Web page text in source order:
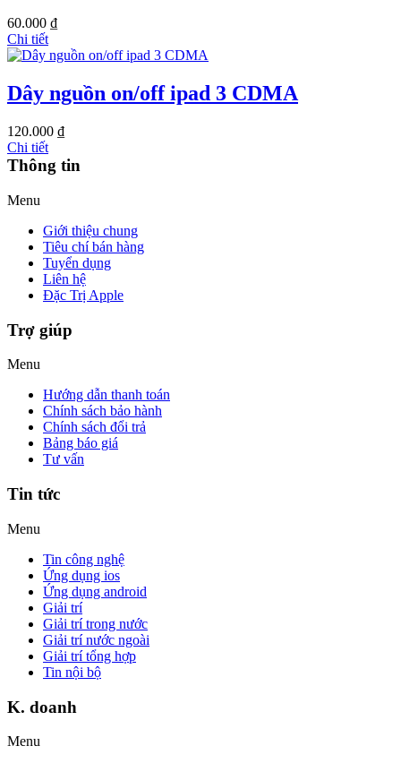
60.000 ₫
Chi tiết
Dây nguồn on/off ipad 3 CDMA
120.000 ₫
Chi tiết
Thông tin
Menu
Giới thiệu chung
Tiêu chí bán hàng
Tuyển dụng
Liên hệ
Đặc Trị Apple
Trợ giúp
Menu
Hướng dẫn thanh toán
Chính sách bảo hành
Chính sách đổi trả
Bảng báo giá
Tư vấn
Tin tức
Menu
Tin công nghệ
Ứng dụng ios
Ứng dụng android
Giải trí
Giải trí trong nước
Giải trí nước ngoài
Giải trí tổng hợp
Tin nội bộ
K. doanh
Menu